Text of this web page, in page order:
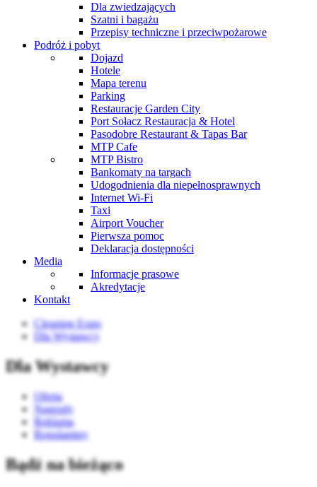
Dla zwiedzających
Szatni i bagażu
Przepisy techniczne i przeciwpożarowe
Podróż i pobyt
Dojazd
Hotele
Mapa terenu
Parking
Restauracje Garden City
Port Sołacz Restauracja & Hotel
Pasodobre Restaurant & Tapas Bar
MTP Cafe
MTP Bistro
Bankomaty na targach
Udogodnienia dla niepełnosprawnych
Internet Wi-Fi
Taxi
Airport Voucher
Pierwsza pomoc
Deklaracja dostępności
Media
Informacje prasowe
Akredytacje
Kontakt
Cleaning Expo
Dla Wystawcy
Dla Wystawcy
Oferta
Nagrody
Reklama
Regulaminy
Bądź na bieżąco